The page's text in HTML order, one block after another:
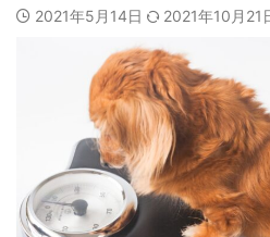
2021年5月14日 2021年10月21